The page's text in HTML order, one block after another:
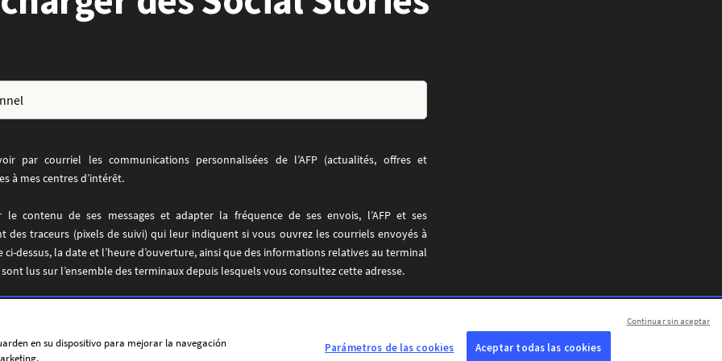
par courriel les communications personnalisées de l’AFP (actualités, offres et
à mes centres d’intérêt.
le contenu de ses messages et adapter la fréquence de ses envois, l’AFP et ses
des traceurs (pixels de suivi) qui leur indiquent si vous ouvrez les courriels envoyés à
ci-dessus, la date et l’heure d’ouverture, ainsi que des informations relatives au terminal
lus sur l’ensemble des terminaux depuis lesquels vous consultez cette adresse.
Non
en su dispositivo para mejorar la navegación
Parámetros de las cookies Aceptar todas las cookies
Continuar sin aceptar